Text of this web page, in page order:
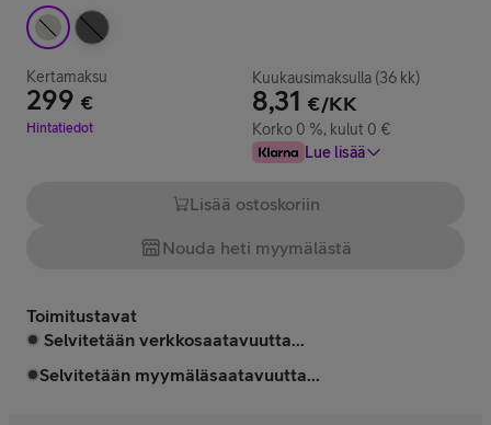
Kertamaksu
299 €
Hinta 299 €
Hintatiedot
Kuukausimaksulla (36 kk)
8,31 €/KK
Korko 0 %, kulut 0 €
Lue lisää
Lisää ostoskoriin
Nouda heti myymälästä
Toimitustavat
Selvitetään verkkosaatavuutta...
Selvitetään myymäläsaatavuutta...